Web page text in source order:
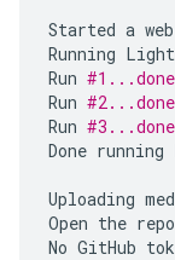
Started a web
Running
Run
Run
Run
Done running
Uploading
Open the
No GitHub